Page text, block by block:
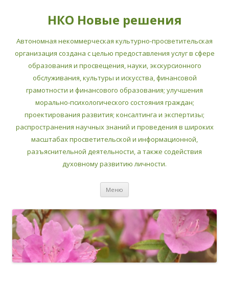
НКО Новые решения
Автономная некоммерческая культурно-просветительская
организация создана с целью предоставления услуг в сфере
образования и просвещения, науки, экскурсионного
обслуживания, культуры и искусства, финансовой
грамотности и финансового образования; улучшения
морально-психологического состояния граждан;
проектирования развития; консалтинга и экспертизы;
распространения научных знаний и проведения в широких
масштабах просветительской и информационной,
разъяснительной деятельности, а также содействия
духовному развитию личности.
Меню